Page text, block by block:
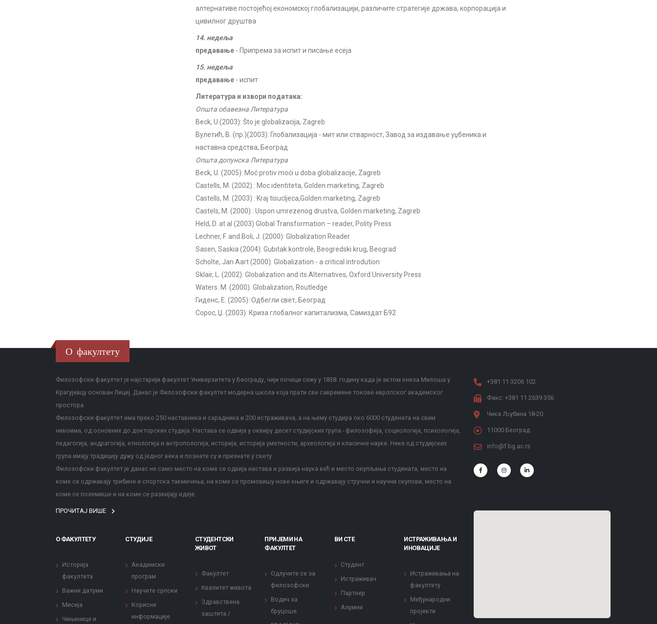
алтернативе постојећој економској глобализацији, различите стратегије држава, корпорација и
цивилног друштва
14. недеља
предавање - Припрема за испит и писање есеја
15. недеља
предавање - испит
Литература и извори података:
Општа обавезна Литература
Beck, U.(2003): Što je globalizacija, Zagreb
Вулетић, В. (пр.)(2003): Глобализација - мит или стварност, Завод за издавање уџбеника и
наставна средства, Београд
Општа допунска Литература
Beck, U. (2005): Moć protiv moći u doba globalizacije, Zagreb
Castells, M. (2002) : Moc identiteta, Golden marketing, Zagreb
Castells, M. (2003) : Kraj tisucljeca,Golden marketing, Zagreb
Castels, M. (2000) : Uspon umrezenog drustva, Golden marketing, Zagreb
Held, D. at al (2003) Global Transformation – reader, Polity Press
Lechner, F. and Boli, J. (2000): Globalization Reader
Sasen, Saskia (2004): Gubitak kontrole, Beogredski krug, Beograd
Scholte, Jan Aart (2000): Globalization - a critical introdution
Sklair, L. (2002): Globalization and its Alternatives, Oxford University Press
Waters. M. (2000): Globalization, Routledge
Гиденс, Е. (2005): Одбегли свет, Београд
Сорос, Џ. (2003): Криза глобалног капитализма, Самиздат Б92
О факултету
Филозофски факултет је најстарији факултет Универзитета у Београду, чији почеци сежу у 1838. годину када је актом кнеза Милоша у
Крагујевцу основан Лицеј. Данас је Филозофски факултет модерна школа која прати све савремене токове европског академског
простора.
Филозофски факултет има преко 250 наставника и сарадника и 200 истраживача, а на њему студира око 6000 студената на свим
нивоима, од основних до докторских студија. Настава се одвија у оквиру десет студијских група - филозофија, социологија, психологија,
педагогија, андрагогија, етнологија и антропологија, историја, историја уметности, археологија и класичне науке. Неке од студијских
група имају традицију дужу од једног века и познате су и признате у свету.
Филозофски факултет је данас не само место на коме се одвија настава и развија наука већ и место окупљања студената, место на
коме се одржавају трибине и спортска такмичења, на коме се промовишу нове књиге и одржавају стручни и научни скупови, место на
коме се полемише и на коме се развијају идеје.
ПРОЧИТАЈ ВИШЕ
О ФАКУЛТЕТУ
Историја
факултета
Важни датуми
Мисија
Чињенице и
СТУДИЈЕ
Академски
програм
Научите српски
Корисне
информације
СТУДЕНТСКИ
ЖИВОТ
Факултет
Квалитет живота
Здравствена
заштита /
ПРИЈЕМИ НА
ФАКУЛТЕТ
Одлучите се за
филозофски
Водич за
бруцоше
ВИ СТЕ
Студент
Истраживач
Партнер
Алумни
ИСТРАЖИВАЊА И
ИНОВАЦИЈЕ
Истраживања на
факултету
Међународни
пројекти
+381 11 3206 102
Факс: +381 11 2639 356
Чика Љубина 18-20
11000 Београд
info@f.bg.ac.rs